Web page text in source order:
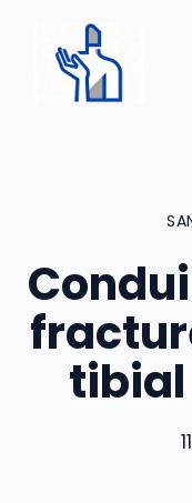
contenu
tibial